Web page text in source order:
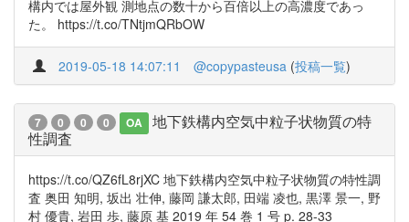
構内では屋外観 測地点の数十から百倍以上の高濃度であっ
た。 https://t.co/TNtjmQRbOW
2019-05-18 14:07:11 @copypasteusa (投稿一覧)
7 0 0 0 OA
地下鉄構内空気中粒子状物質の特
性調査
https://t.co/QZ6fL8rjXC 地下鉄構内空気中粒子状物質の特性調
査 奥田 知明, 坂出 壮伸, 藤岡 謙太郎, 田端 凌也, 黒澤 景一, 野
村 優貴, 岩田 歩, 藤原 基 2019 年 54 巻 1 号 p. 28-33